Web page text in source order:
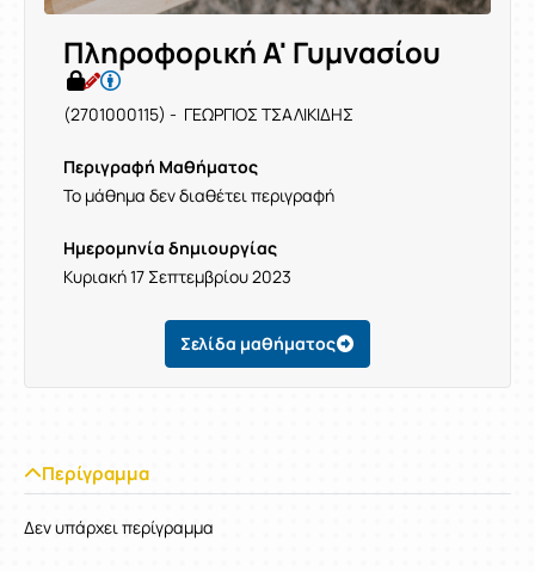
Πληροφορική Α' Γυμνασίου
(2701000115) - ΓΕΩΡΓΙΟΣ ΤΣΑΛΙΚΙΔΗΣ
Περιγραφή Μαθήματος
Το μάθημα δεν διαθέτει περιγραφή
Ημερομηνία δημιουργίας
Κυριακή 17 Σεπτεμβρίου 2023
Σελίδα μαθήματος
Περίγραμμα
Δεν υπάρχει περίγραμμα